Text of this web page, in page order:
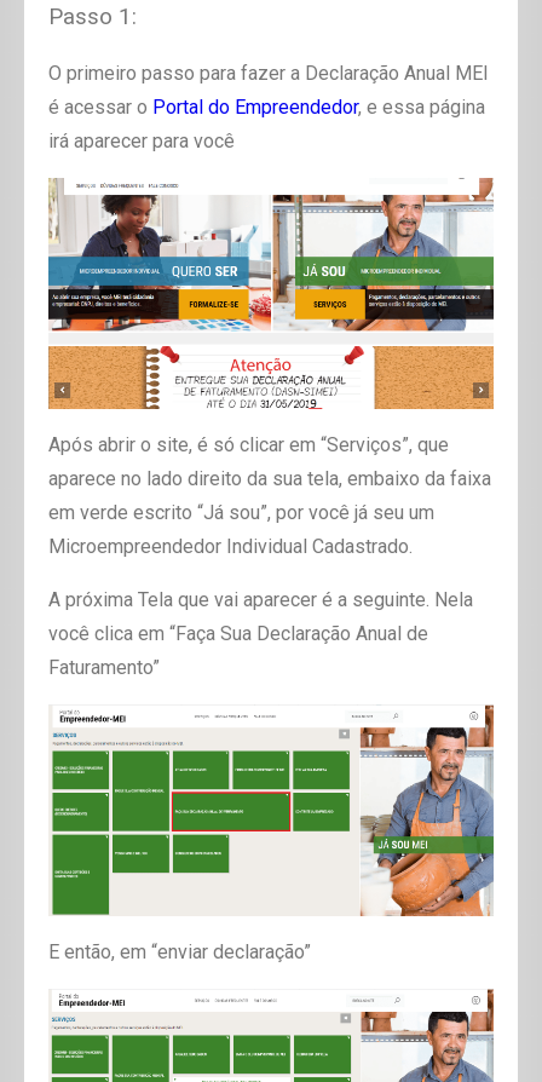
Passo 1:
O primeiro passo para fazer a Declaração Anual MEI
é acessar o Portal do Empreendedor, e essa página
irá aparecer para você
Após abrir o site, é só clicar em “Serviços”, que
aparece no lado direito da sua tela, embaixo da faixa
em verde escrito “Já sou”, por você já seu um
Microempreendedor Individual Cadastrado.
A próxima Tela que vai aparecer é a seguinte. Nela
você clica em “Faça Sua Declaração Anual de
Faturamento”
E então, em “enviar declaração”